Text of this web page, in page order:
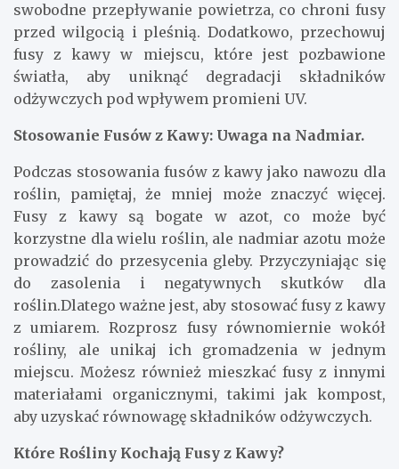
swobodne przepływanie powietrza, co chroni fusy
przed wilgocią i pleśnią. Dodatkowo, przechowuj
fusy z kawy w miejscu, które jest pozbawione
światła, aby uniknąć degradacji składników
odżywczych pod wpływem promieni UV.
Stosowanie Fusów z Kawy: Uwaga na Nadmiar.
Podczas stosowania fusów z kawy jako nawozu dla
roślin, pamiętaj, że mniej może znaczyć więcej.
Fusy z kawy są bogate w azot, co może być
korzystne dla wielu roślin, ale nadmiar azotu może
prowadzić do przesycenia gleby. Przyczyniając się
do zasolenia i negatywnych skutków dla
roślin.Dlatego ważne jest, aby stosować fusy z kawy
z umiarem. Rozprosz fusy równomiernie wokół
rośliny, ale unikaj ich gromadzenia w jednym
miejscu. Możesz również mieszkać fusy z innymi
materiałami organicznymi, takimi jak kompost,
aby uzyskać równowagę składników odżywczych.
Które Rośliny Kochają Fusy z Kawy?